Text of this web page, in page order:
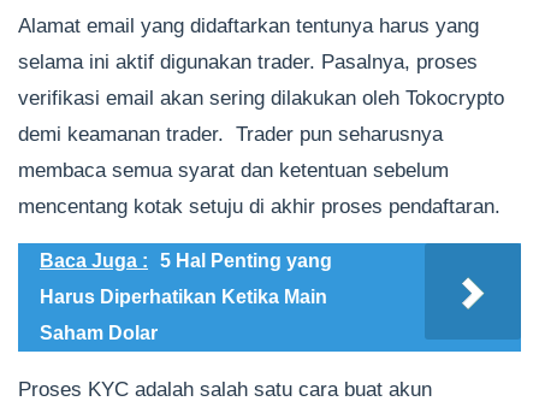
Alamat email yang didaftarkan tentunya harus yang
selama ini aktif digunakan trader. Pasalnya, proses
verifikasi email akan sering dilakukan oleh Tokocrypto
demi keamanan trader. Trader pun seharusnya
membaca semua syarat dan ketentuan sebelum
mencentang kotak setuju di akhir proses pendaftaran.
Baca Juga :
5 Hal Penting yang
Harus Diperhatikan Ketika Main
Saham Dolar
Proses KYC adalah salah satu cara buat akun